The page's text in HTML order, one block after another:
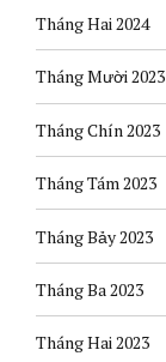
Tháng Hai 2024
Tháng Mười 2023
Tháng Chín 2023
Tháng Tám 2023
Tháng Bảy 2023
Tháng Ba 2023
Tháng Hai 2023